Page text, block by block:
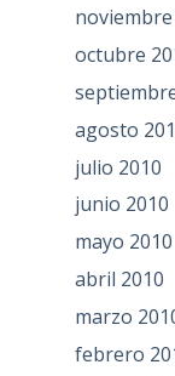
noviembre
octubre
agosto
julio 2010
junio 2010
mayo 2010
abril 2010
marzo
febrero